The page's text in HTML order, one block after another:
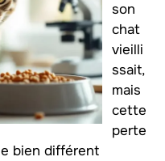
son
chat
vieilli
ssait,
mais
cette
perte
bien différent